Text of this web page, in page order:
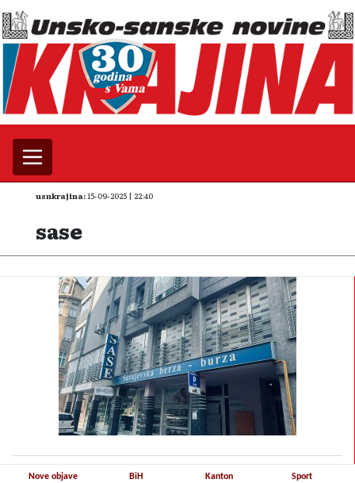
usnkrajina:15-09-2025 | 22:40
sase
Nove objave BiH Kanton Sport